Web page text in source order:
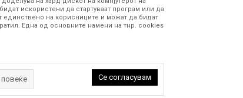
да бидат конкретни, точни и прецизни, меѓутоа не можеме да
на залиха. Фотографиите се најверодостојниот приказ на
може да трае до 15 работни дена. За повеќе информации,
одпонеделник до петок (08-16ч) и сабота (10-15ч)
искористени да стартуваат програм или да
единствено на корисниците и можат да бидат
Една од основните намени на тнр. сookies
повеќе Се согласувам